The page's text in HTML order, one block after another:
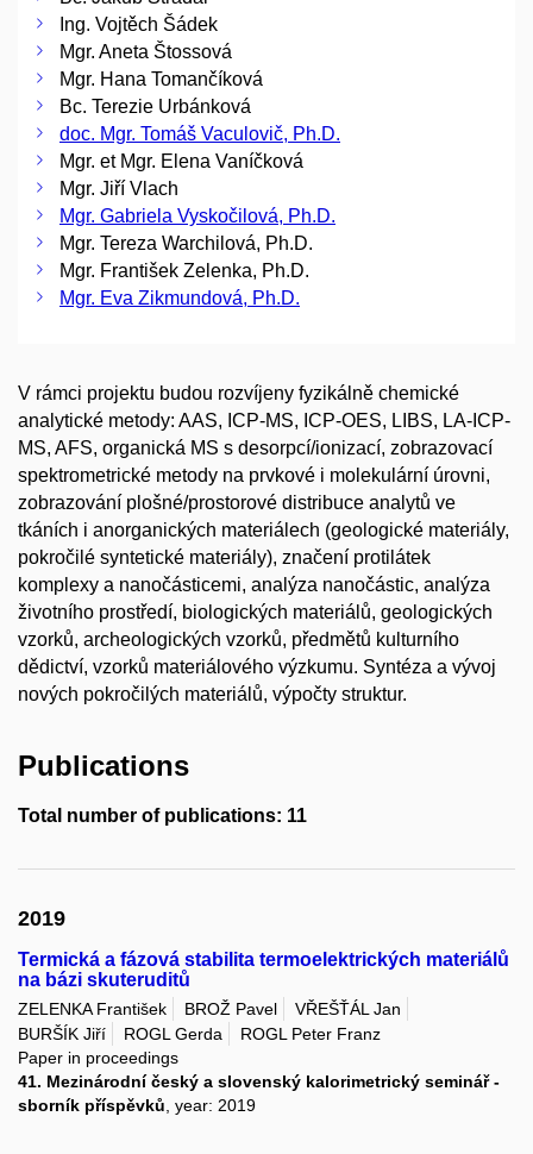
Ing. Vojtěch Šádek
Mgr. Aneta Štossová
Mgr. Hana Tomančíková
Bc. Terezie Urbánková
doc. Mgr. Tomáš Vaculovič, Ph.D.
Mgr. et Mgr. Elena Vaníčková
Mgr. Jiří Vlach
Mgr. Gabriela Vyskočilová, Ph.D.
Mgr. Tereza Warchilová, Ph.D.
Mgr. František Zelenka, Ph.D.
Mgr. Eva Zikmundová, Ph.D.
V rámci projektu budou rozvíjeny fyzikálně chemické
analytické metody: AAS, ICP-MS, ICP-OES, LIBS, LA-ICP-
MS, AFS, organická MS s desorpcí/ionizací, zobrazovací
spektrometrické metody na prvkové i molekulární úrovni,
zobrazování plošné/prostorové distribuce analytů ve
tkáních i anorganických materiálech (geologické materiály,
pokročilé syntetické materiály), značení protilátek
komplexy a nanočásticemi, analýza nanočástic, analýza
životního prostředí, biologických materiálů, geologických
vzorků, archeologických vzorků, předmětů kulturního
dědictví, vzorků materiálového výzkumu. Syntéza a vývoj
nových pokročilých materiálů, výpočty struktur.
Publications
Total number of publications: 11
2019
Termická a fázová stabilita termoelektrických materiálů
na bázi skuteruditů
ZELENKA František BROŽ Pavel
VŘEŠŤÁL Jan
BURŠÍK Jiří
ROGL Gerda
ROGL Peter Franz
Paper in proceedings
41. Mezinárodní český a slovenský kalorimetrický seminář -
sborník příspěvků, year: 2019